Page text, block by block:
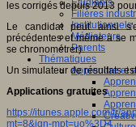
Etudiants
Filières
Institutionnels
Médiateurs
Parents
Thématiques
Apprendre et
les corrigés depuis 2013
Le candidat peut ainsi
précédentes et même à se
se chronométrer).
Un simulateur de résultats
Applications gratuites
https://itunes.apple.com/fr/
mt=8&ign-mpt=uo%3D4